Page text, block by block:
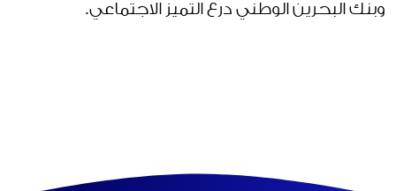
وبنك البحرين الوطني درع التميز الاجتماعي.